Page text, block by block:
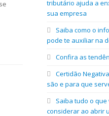
tributário ajuda a
sua empresa
Saiba como o
pode te auxiliar na
Confira as
Certidão
são e para que
Saiba tudo o que
considerar ao abrir